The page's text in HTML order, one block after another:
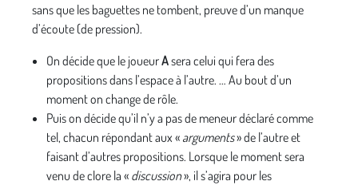
sans que les baguettes ne tombent, preuve d’un manque
d’écoute (de pression).
On décide que le joueurAsera celui qui fera des
propositions dans l’espace à l’autre. … Au bout d’un
moment on change de rôle.
Puis on décide qu’il n’y a pas de meneur déclaré comme
tel, chacun répondant aux « arguments» de l’autre et
faisant d’autres propositions. Lorsque le moment sera
venu de clore la « discussion», il s’agira pour les